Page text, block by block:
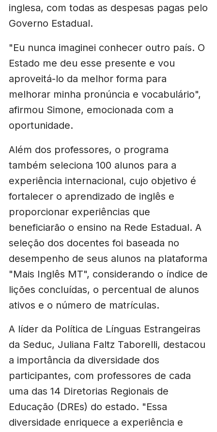
inglesa, com todas as despesas pagas pelo
Governo Estadual.
"Eu nunca imaginei conhecer outro país. O
Estado me deu esse presente e vou
aproveitá-lo da melhor forma para
melhorar minha pronúncia e vocabulário",
afirmou Simone, emocionada com a
oportunidade.
Além dos professores, o programa
também seleciona 100 alunos para a
experiência internacional, cujo objetivo é
fortalecer o aprendizado de inglês e
proporcionar experiências que
beneficiarão o ensino na Rede Estadual. A
seleção dos docentes foi baseada no
desempenho de seus alunos na plataforma
"Mais Inglês MT", considerando o índice de
lições concluídas, o percentual de alunos
ativos e o número de matrículas.
A líder da Política de Línguas Estrangeiras
da Seduc, Juliana Faltz Taborelli, destacou
a importância da diversidade dos
participantes, com professores de cada
uma das 14 Diretorias Regionais de
Educação (DREs) do estado. "Essa
diversidade enriquece a experiência e